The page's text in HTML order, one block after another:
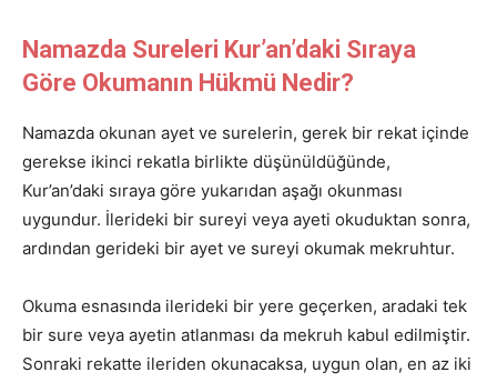
Namazda Sureleri Kur’an’daki Sıraya
Göre Okumanın Hükmü Nedir?
Namazda okunan ayet ve surelerin, gerek bir rekat içinde
gerekse ikinci rekatla birlikte düşünüldüğünde,
Kur’an’daki sıraya göre yukarıdan aşağı okunması
uygundur. İlerideki bir sureyi veya ayeti okuduktan sonra,
ardından gerideki bir ayet ve sureyi okumak mekruhtur.
Okuma esnasında ilerideki bir yere geçerken, aradaki tek
bir sure veya ayetin atlanması da mekruh kabul edilmiştir.
Sonraki rekatte ileriden okunacaksa, uygun olan, en az iki